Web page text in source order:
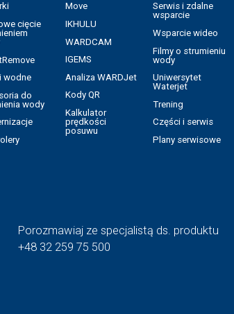
cięcie
wodne
do
wody
Move
IKHULU
WARDCAM
IGEMS
Analiza WARDJet
Kody QR
Kalkulator
prędkości
posuwu
Serwis i zdalne
wsparcie
Wsparcie wideo
Filmy o strumieniu
wody
Uniwersytet
Waterjet
Trening
Części i serwis
Plany serwisowe
Porozmawiaj ze specjalistą ds. produktu
+48 32 259 75 500